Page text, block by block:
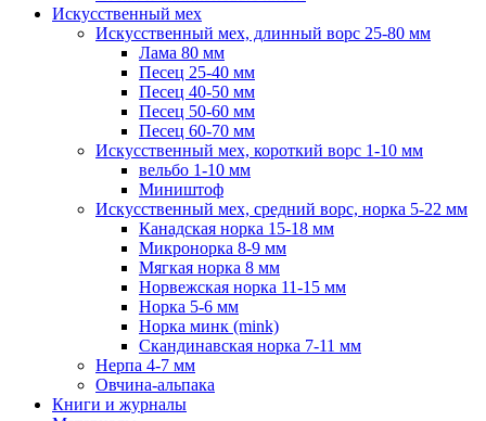
Искусственный мех
Искусственный мех, длинный ворс 25-80 мм
Лама 80 мм
Песец 25-40 мм
Песец 40-50 мм
Песец 50-60 мм
Песец 60-70 мм
Искусственный мех, короткий ворс 1-10 мм
вельбо 1-10 мм
Миништоф
Искусственный мех, средний ворс, норка 5-22 мм
Канадская норка 15-18 мм
Микронорка 8-9 мм
Мягкая норка 8 мм
Норвежская норка 11-15 мм
Норка 5-6 мм
Норка минк (mink)
Скандинавская норка 7-11 мм
Нерпа 4-7 мм
Овчина-альпака
Книги и журналы